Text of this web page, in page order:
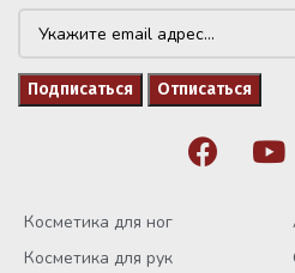
Косметика для ног
Косметика для рук